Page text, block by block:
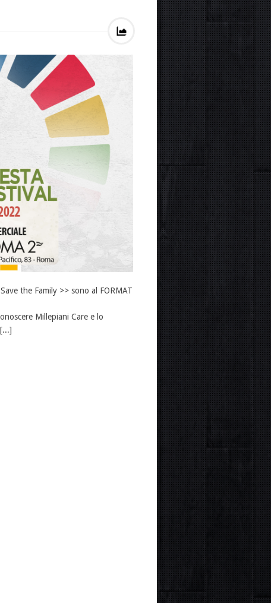
the Family >> sono al FORMAT
Millepiani Care e lo